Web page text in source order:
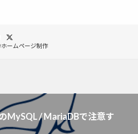
ホームページ制作
MySQL / MariaDBで注意す